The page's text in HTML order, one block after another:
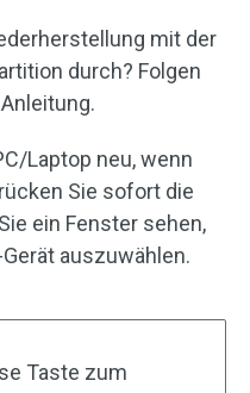
mit der
durch? Folgen
Laptop neu, wenn
Sie sofort die
ein Fenster sehen,
auszuwählen.
Taste zum